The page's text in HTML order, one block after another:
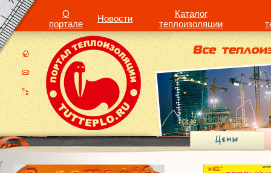
О
портале
Новости
Каталог
теплоизоляции